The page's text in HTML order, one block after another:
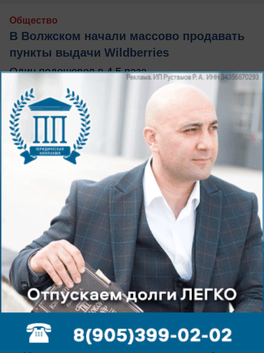
Общество
В Волжском начали массово продавать
пункты выдачи Wildberries
Один подешевел в 4,5 раза
сегодня в 13:27 0
Общество
Море, дача или работа? Волжане
поделились своими летними историями